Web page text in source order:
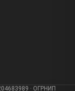
· ОГРНИП